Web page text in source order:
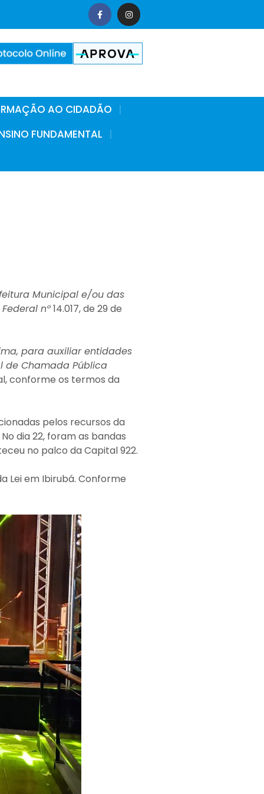
AO CIDADÃO
FUNDAMENTAL
Municipal e/ou das
nº14.017, de 29 de
, para auxiliar entidades
de Chamada Pública
conforme os termos da
pelos recursos da
dia 22, foram as bandas
no palco da Capital 922.
Lei em Ibirubá. Conforme